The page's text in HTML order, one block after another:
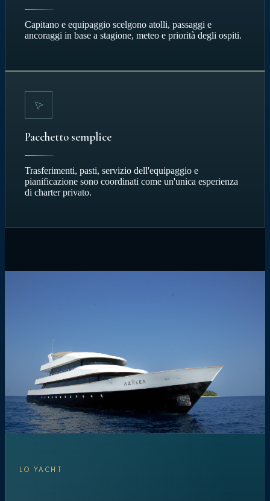
Capitano e equipaggio scelgono atolli, passaggi e
ancoraggi in base a stagione, meteo e priorità degli ospiti.
Pacchetto semplice
Trasferimenti, pasti, servizio dell'equipaggio e
pianificazione sono coordinati come un'unica esperienza
di charter privato.
LO YACHT